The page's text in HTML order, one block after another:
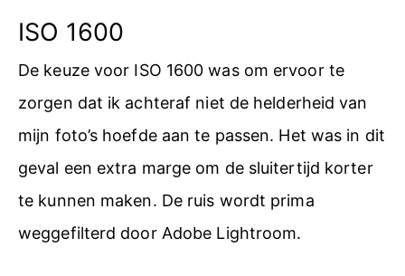
ISO 1600
De keuze voor ISO 1600 was om ervoor te
zorgen dat ik achteraf niet de helderheid van
mijn foto’s hoefde aan te passen. Het was in dit
geval een extra marge om de sluitertijd korter
te kunnen maken. De ruis wordt prima
weggefilterd door Adobe Lightroom.